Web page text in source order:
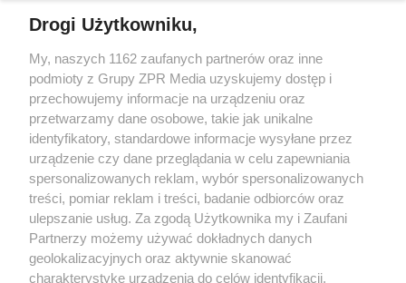
Żaden utwór zamieszczony w serwisie nie może być powielany i
rozpowszechniany lub dalej rozpowszechniany w jakikolwiek sposób (w
tym także elektroniczny lub mechaniczny) na jakimkolwiek polu
eksploatacji w jakiejkolwiek formie, włącznie z umieszczaniem w
Internecie bez pisemnej zgody właściciela praw. Jakiekolwiek użycie lub
wykorzystanie utworów w całości lub w części z naruszeniem prawa,
tzn. bez właściwej zgody, jest zabronione pod groźbą kary i może być
ścigane prawnie.
Drogi Użytkowniku,
My, naszych 1162 zaufanych partnerów oraz inne
podmioty z Grupy ZPR Media uzyskujemy dostęp i
przechowujemy informacje na urządzeniu oraz
przetwarzamy dane osobowe, takie jak unikalne
identyfikatory, standardowe informacje wysyłane przez
urządzenie czy dane przeglądania w celu zapewniania
spersonalizowanych reklam, wybór spersonalizowanych
treści, pomiar reklam i treści, badanie odbiorców oraz
ulepszanie usług. Za zgodą Użytkownika my i Zaufani
Partnerzy możemy używać dokładnych danych
geolokalizacyjnych oraz aktywnie skanować
charakterystykę urządzenia do celów identyfikacji.